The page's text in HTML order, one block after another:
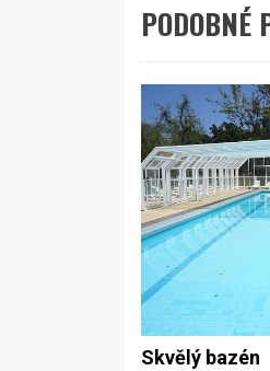
PODOBNÉ
Skvělý bazén